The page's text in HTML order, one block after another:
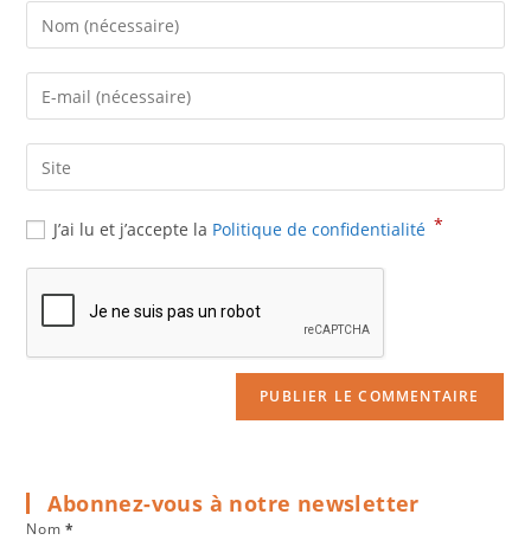
Enter
your
name
comment
Enter
your
email
address
comment
Saisir
l’URL
de
votre
site
(facultatif)
J’ai lu et j’accepte la Politique de confidentialité *
Abonnez-vous à notre newsletter
Nom*